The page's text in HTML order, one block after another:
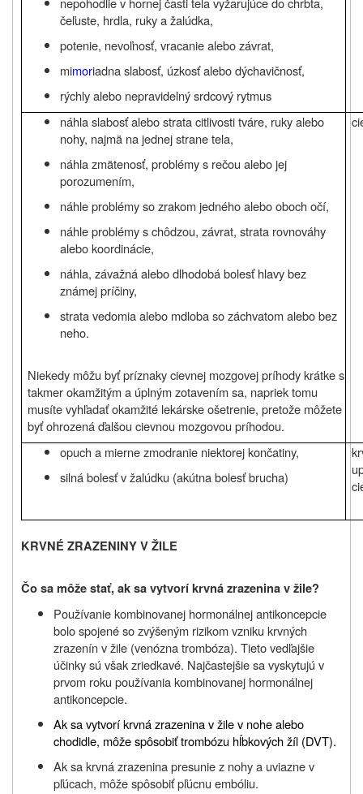
čeľuste, hrdla, ruky a žalúdka,
potenie, nevoľnosť, vracanie alebo závrat,
mimoriadna slabosť, úzkosť alebo dýchavičnosť,
rýchly alebo nepravidelný srdcový rytmus
náhla slabosť alebo strata citlivosti tváre, ruky alebo
nohy, najmä na jednej strane tela,
náhla zmätenosť, problémy s rečou alebo jej
porozumením,
náhle problémy so zrakom jedného alebo oboch očí,
náhle problémy s chôdzou, závrat, strata rovnováhy
alebo koordinácie,
náhla, závažná alebo dlhodobá bolesť hlavy bez
známej príčiny,
strata vedomia alebo mdloba so záchvatom alebo bez
neho.
Niekedy môžu byť príznaky cievnej mozgovej príhody krátke s
takmer okamžitým a úplným zotavením sa, napriek tomu
musíte vyhľadať okamžité lekárske ošetrenie, pretože môžete
byť ohrozená ďalšou cievnou mozgovou príhodou.
opuch a mierne zmodranie niektorej končatiny,
silná bolesť v žalúdku (akútna bolesť brucha)
KRVNÉ ZRAZENINY V ŽILE
Čo sa môže stať, ak sa vytvorí krvná zrazenina v žile?
Používanie kombinovanej hormonálnej antikoncepcie
bolo spojené so zvýšeným rizikom vzniku krvných
zrazenín v žile (venózna trombóza). Tieto vedľajšie
účinky sú však zriedkavé. Najčastejšie sa vyskytujú v
prvom roku používania kombinovanej hormonálnej
antikoncepcie.
Ak sa vytvorí krvná zrazenina v žile v nohe alebo
chodidle, môže spôsobiť trombózu hĺbkových žíl (DVT).
Ak sa krvná zrazenina presunie z nohy a uviazne v
pľúcach, môže spôsobiť pľúcnu embóliu.